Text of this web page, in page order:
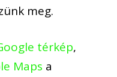
meg.
térkép,
Maps a